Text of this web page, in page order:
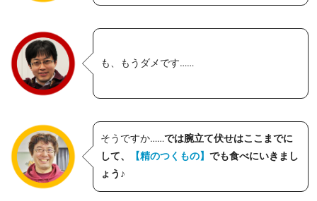
も、もうダメです……
そうですか……では腕立て伏せはここまでに
して、
【精のつくもの】でも食べにいきまし
ょう♪